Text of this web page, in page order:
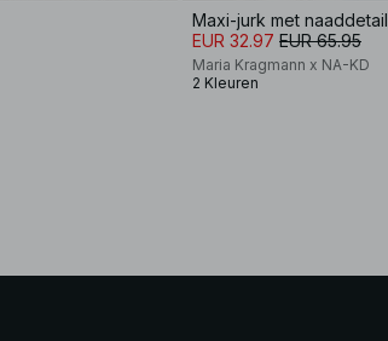
Maxi-jurk met naaddetail
EUR 32.97 EUR 65.95
Maria Kragmann x NA-KD
2 Kleuren